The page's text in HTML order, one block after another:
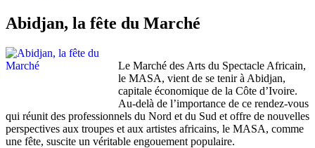
Abidjan, la fête du Marché
Le Marché des Arts du Spectacle Africain,
le MASA, vient de se tenir à Abidjan,
capitale économique de la Côte d’Ivoire.
Au-delà de l’importance de ce rendez-vous
qui réunit des professionnels du Nord et du Sud et offre de nouvelles
perspectives aux troupes et aux artistes africains, le MASA, comme
une fête, suscite un véritable engouement populaire.